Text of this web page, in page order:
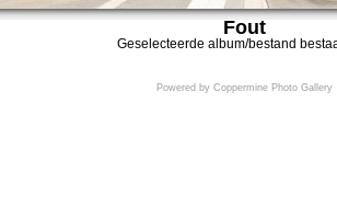
Fout
Geselecteerde album/bestand
Powered by Coppermine Photo Gallery